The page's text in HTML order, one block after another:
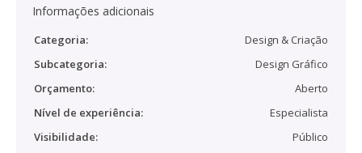
Informações adicionais
Categoria:
Design & Criação
Subcategoria:
Design Gráfico
Orçamento:
Aberto
Nível de experiência:
Especialista
Visibilidade:
Público